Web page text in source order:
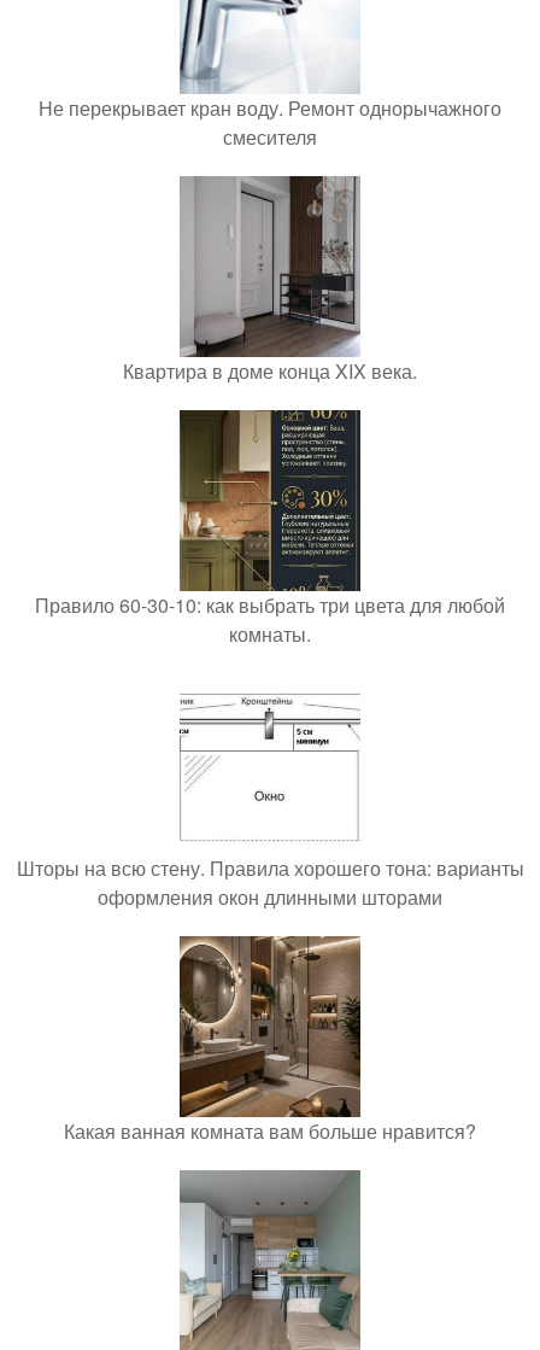
Не перекрывает кран воду. Ремонт однорычажного
смесителя
Квартира в доме конца XIX века.
Правило 60-30-10: как выбрать три цвета для любой
комнаты.
Шторы на всю стену. Правила хорошего тона: варианты
оформления окон длинными шторами
Какая ванная комната вам больше нравится?